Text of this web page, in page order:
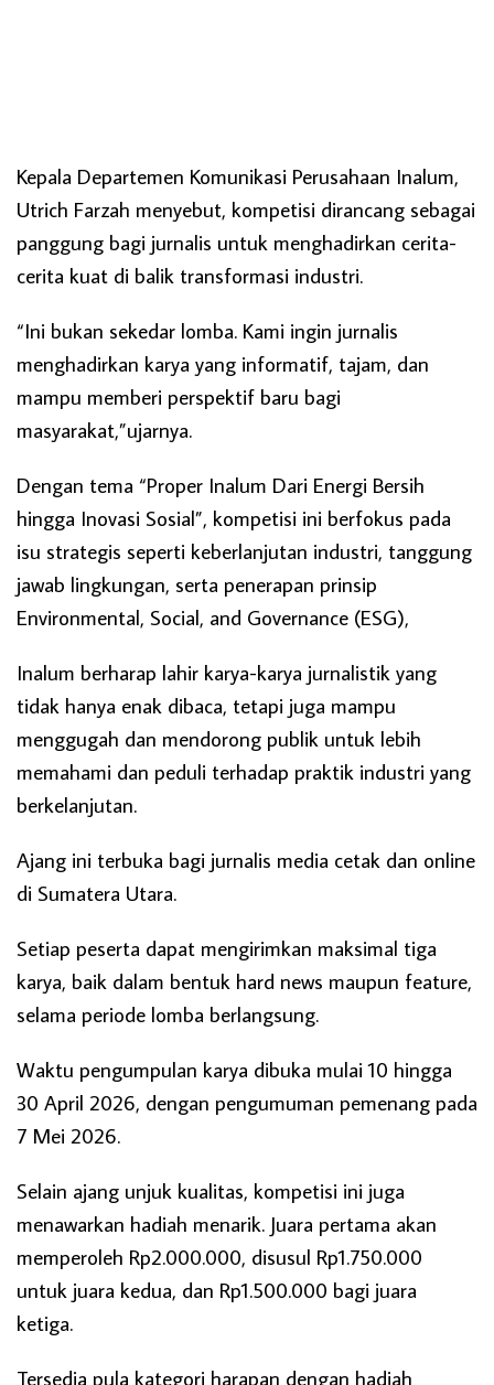
Kepala Departemen Komunikasi Perusahaan Inalum,
Utrich Farzah menyebut, kompetisi dirancang sebagai
panggung bagi jurnalis untuk menghadirkan cerita-
cerita kuat di balik transformasi industri.
“Ini bukan sekedar lomba. Kami ingin jurnalis
menghadirkan karya yang informatif, tajam, dan
mampu memberi perspektif baru bagi
masyarakat,”ujarnya.
Dengan tema “Proper Inalum Dari Energi Bersih
hingga Inovasi Sosial”, kompetisi ini berfokus pada
isu strategis seperti keberlanjutan industri, tanggung
jawab lingkungan, serta penerapan prinsip
Environmental, Social, and Governance (ESG),
Inalum berharap lahir karya-karya jurnalistik yang
tidak hanya enak dibaca, tetapi juga mampu
menggugah dan mendorong publik untuk lebih
memahami dan peduli terhadap praktik industri yang
berkelanjutan.
Ajang ini terbuka bagi jurnalis media cetak dan online
di Sumatera Utara.
Setiap peserta dapat mengirimkan maksimal tiga
karya, baik dalam bentuk hard news maupun feature,
selama periode lomba berlangsung.
Waktu pengumpulan karya dibuka mulai 10 hingga
30 April 2026, dengan pengumuman pemenang pada
7 Mei 2026.
Selain ajang unjuk kualitas, kompetisi ini juga
menawarkan hadiah menarik. Juara pertama akan
memperoleh Rp2.000.000, disusul Rp1.750.000
untuk juara kedua, dan Rp1.500.000 bagi juara
ketiga.
Tersedia pula kategori harapan dengan hadiah